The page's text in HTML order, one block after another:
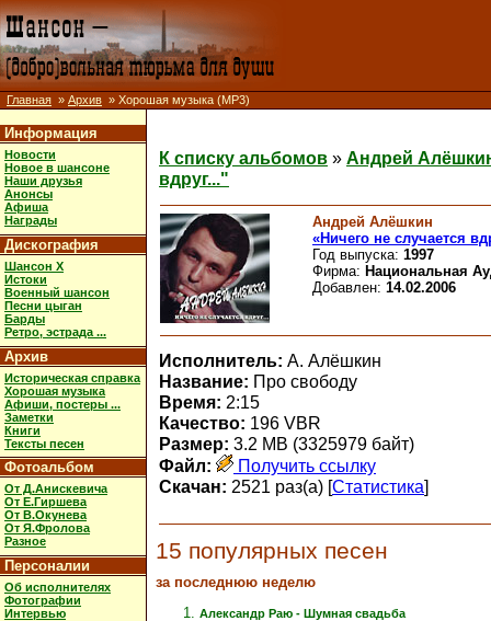
Главная » Архив » Хорошая музыка (MP3)
Информация
Новости
Новое в шансоне
Наши друзья
Анонсы
Афиша
Награды
Дискография
Шансон X
Истоки
Военный шансон
Песни цыган
Барды
Ретро, эстрада ...
Архив
Историческая справка
Хорошая музыка
Афиши, постеры ...
Заметки
Книги
Тексты песен
Фотоальбом
От Д.Анискевича
От Е.Гиршева
От В.Окунева
От Я.Фролова
Разное
Персоналии
Об исполнителях
Фотографии
Интервью
К списку альбомов » Андрей
вдруг..."
Андрей Алёшкин
«Ничего не случается
Год выпуска: 1997
Фирма: Национальная
Добавлен: 14.02.2006
Исполнитель: А. Алёшкин
Название: Про свободу
Время: 2:15
Качество: 196 VBR
Размер: 3.2 MB (3325979 байт)
Файл:
Получить ссылку
Скачан: 2521 раз(а) [Статистика]
15 популярных песен
за последнюю неделю
Александр Раю - Шумная свадьба